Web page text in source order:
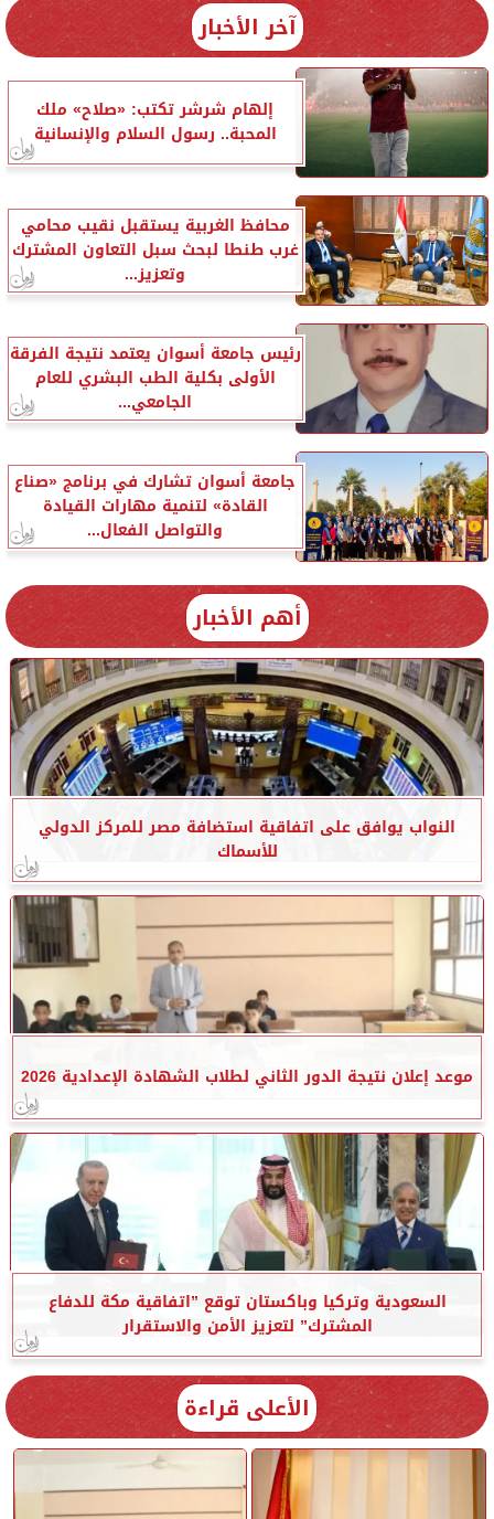
آخر الأخبار
إلهام شرشر تكتب: «صلاح» ملك
المحبة.. رسول السلام والإنسانية
محافظ الغربية يستقبل نقيب محامي
غرب طنطا لبحث سبل التعاون المشترك
وتعزيز...
رئيس جامعة أسوان يعتمد نتيجة الفرقة
الأولى بكلية الطب البشري للعام
الجامعي...
جامعة أسوان تشارك في برنامج «صناع
القادة» لتنمية مهارات القيادة
والتواصل الفعال...
أهم الأخبار
النواب يوافق على اتفاقية استضافة مصر للمركز الدولي
للأسماك
موعد إعلان نتيجة الدور الثاني لطلاب الشهادة الإعدادية 2026
السعودية وتركيا وباكستان توقع ”اتفاقية مكة للدفاع
المشترك” لتعزيز الأمن والاستقرار
الأعلى قراءة